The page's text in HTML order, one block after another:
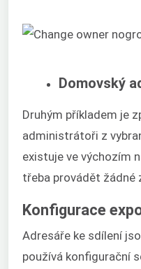
Domovský
Druhým příkladem je
administrátoři z
existuje ve výchozím
třeba provádět žádné
Konfigurace
Adresáře ke sdílení
používá konfigurační